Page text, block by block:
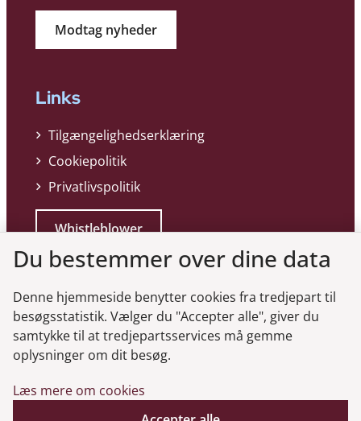
Modtag nyheder
Links
Tilgængelighedserklæring
Cookiepolitik
Privatlivspolitik
Whistleblower
Genveje
Gå til virksomhedsregisteret
Du bestemmer over dine data
Denne hjemmeside benytter cookies fra tredjepart til
besøgsstatistik. Vælger du "Accepter alle", giver du
samtykke til at tredjepartsservices må gemme
oplysninger om dit besøg.
Læs mere om cookies